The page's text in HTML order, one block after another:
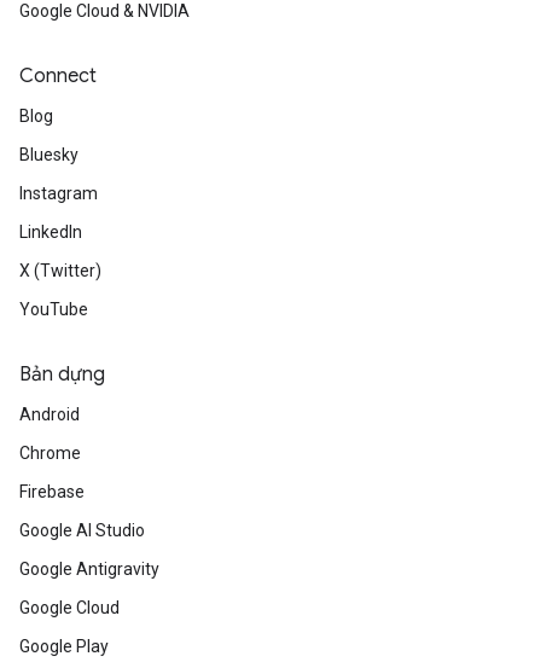
Google Cloud & NVIDIA
Connect
Blog
Bluesky
Instagram
LinkedIn
X (Twitter)
YouTube
Bản dựng
Android
Chrome
Firebase
Google AI Studio
Google Antigravity
Google Cloud
Google Play